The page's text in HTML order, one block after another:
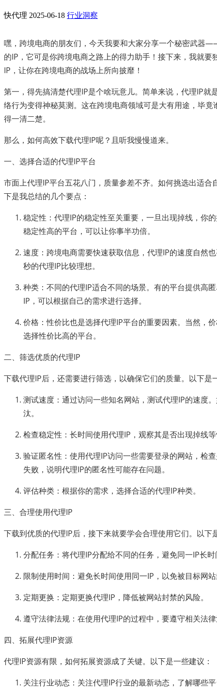
快代理 2025-06-18 行业洞察
嘿，跨境电商的朋友们，今天我要和大家分享一个秘密武器
的IP，它可是你跨境电商之路上的得力助手！接下来，我就要
IP，让你在跨境电商的战场上所向披靡！
第一，得先搞清楚代理IP是个啥玩意儿。简单来说，代理IP就
络行为变得神秘莫测。这在跨境电商领域可是大有用途，毕
得一清二楚。
那么，如何高效下载代理IP呢？且听我慢慢道来。
一、选择合适的代理IP平台
市面上代理IP平台五花八门，质量参差不齐。如何挑选出适合
下是我总结的几个要点：
稳定性：代理IP的稳定性至关重要，一旦出现掉线，你
稳定性高的平台，可以让你事半功倍。
速度：跨境电商需要快速获取信息，代理IP的速度自然
秒的代理IP比较理想。
种类：不同的代理IP适合不同的场景。有的平台提供高
IP，可以根据自己的需求进行选择。
价格：性价比也是选择代理IP平台的重要因素。当然，
选择性价比高的平台。
二、筛选优质的代理IP
下载代理IP后，还需要进行筛选，以确保它们的质量。以下是
测试速度：通过访问一些知名网站，测试代理IP的速度
汰。
检查稳定性：长时间使用代理IP，观察其是否出现掉线
验证匿名性：使用代理IP访问一些需要登录的网站，检
失败，说明代理IP的匿名性可能存在问题。
评估种类：根据你的需求，选择合适的代理IP种类。
三、合理使用代理IP
下载到优质的代理IP后，接下来就要学会合理使用它们。以下
分配任务：将代理IP分配给不同的任务，避免同一IP长
限制使用时间：避免长时间使用同一IP，以免被目标网
定期更换：定期更换代理IP，降低被网站封禁的风险。
遵守法律法规：在使用代理IP的过程中，要遵守相关法
四、拓展代理IP资源
代理IP资源有限，如何拓展资源成了关键。以下是一些建议：
关注行业动态：关注代理IP行业的最新动态，了解哪些